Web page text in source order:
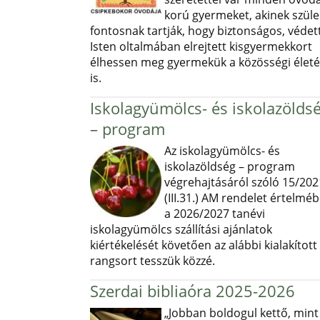
korú gyermeket, akinek
fontosnak tartják, hogy biztonságos,
Isten oltalmában elrejtett kisgyermekkort
élhessen meg gyermekük a közösségi
is.
Iskolagyümölcs- és
– program
Az iskolagyümölcs- és
iskolazöldség – program
végrehajtásáról szóló 15/
(III.31.) AM rendelet
a 2026/2027 tanévi
iskolagyümölcs szállítási ajánlatok
kiértékelését követően az alábbi kialakított
rangsort tesszük közzé.
Szerdai bibliaóra 2025-2026
„Jobban boldogul kettő, mint